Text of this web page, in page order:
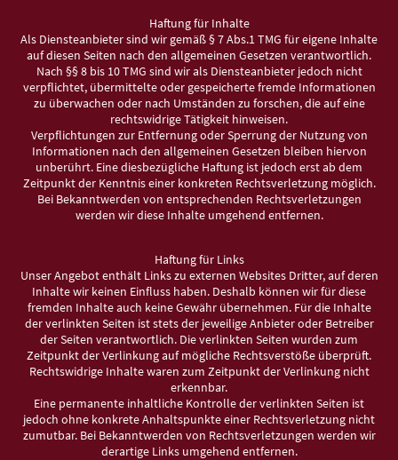
Haftung für Inhalte
Als Diensteanbieter sind wir gemäß § 7 Abs.1 TMG für eigene Inhalte
auf diesen Seiten nach den allgemeinen Gesetzen verantwortlich.
Nach §§ 8 bis 10 TMG sind wir als Diensteanbieter jedoch nicht
verpflichtet, übermittelte oder gespeicherte fremde Informationen
zu überwachen oder nach Umständen zu forschen, die auf eine
rechtswidrige Tätigkeit hinweisen.
Verpflichtungen zur Entfernung oder Sperrung der Nutzung von
Informationen nach den allgemeinen Gesetzen bleiben hiervon
unberührt. Eine diesbezügliche Haftung ist jedoch erst ab dem
Zeitpunkt der Kenntnis einer konkreten Rechtsverletzung möglich.
Bei Bekanntwerden von entsprechenden Rechtsverletzungen
werden wir diese Inhalte umgehend entfernen.
Haftung für Links
Unser Angebot enthält Links zu externen Websites Dritter, auf deren
Inhalte wir keinen Einfluss haben. Deshalb können wir für diese
fremden Inhalte auch keine Gewähr übernehmen. Für die Inhalte
der verlinkten Seiten ist stets der jeweilige Anbieter oder Betreiber
der Seiten verantwortlich. Die verlinkten Seiten wurden zum
Zeitpunkt der Verlinkung auf mögliche Rechtsverstöße überprüft.
Rechtswidrige Inhalte waren zum Zeitpunkt der Verlinkung nicht
erkennbar.
Eine permanente inhaltliche Kontrolle der verlinkten Seiten ist
jedoch ohne konkrete Anhaltspunkte einer Rechtsverletzung nicht
zumutbar. Bei Bekanntwerden von Rechtsverletzungen werden wir
derartige Links umgehend entfernen.